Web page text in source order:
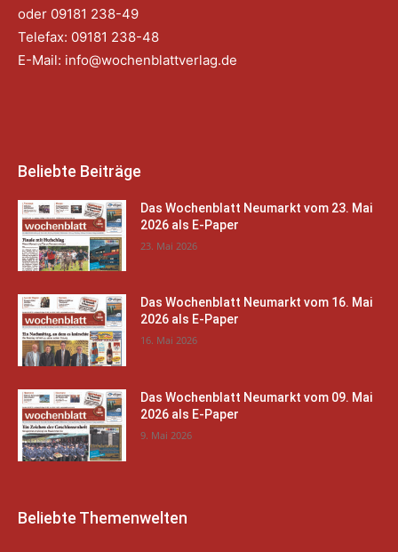
oder 09181 238-49
Telefax: 09181 238-48
E-Mail: info@wochenblattverlag.de
Beliebte Beiträge
Das Wochenblatt Neumarkt vom 23. Mai
2026 als E-Paper
23. Mai 2026
Das Wochenblatt Neumarkt vom 16. Mai
2026 als E-Paper
16. Mai 2026
Das Wochenblatt Neumarkt vom 09. Mai
2026 als E-Paper
9. Mai 2026
Beliebte Themenwelten